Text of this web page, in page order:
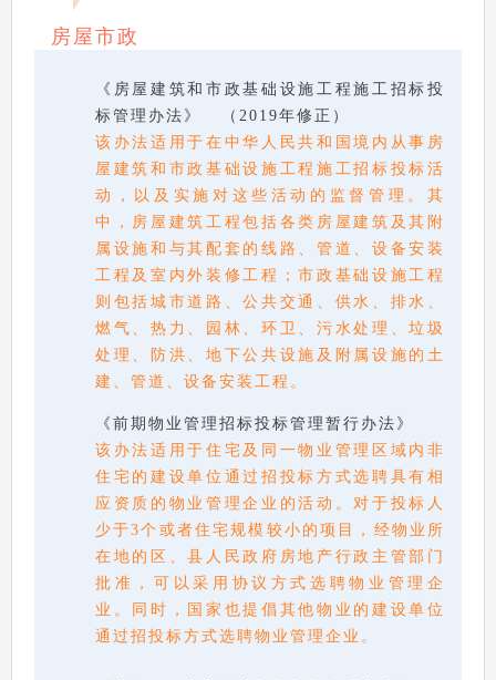
房屋市政
《房屋建筑和市政基础设施工程施工招标投
标管理办法》 （2019年修正）
该办法适用于在中华人民共和国境内从事房
屋建筑和市政基础设施工程施工招标投标活
动，以及实施对这些活动的监督管理。其
中，房屋建筑工程包括各类房屋建筑及其附
属设施和与其配套的线路、管道、设备安装
工程及室内外装修工程；市政基础设施工程
则包括城市道路、公共交通、供水、排水、
燃气、热力、园林、环卫、污水处理、垃圾
处理、防洪、地下公共设施及附属设施的土
建、管道、设备安装工程。
《前期物业管理招标投标管理暂行办法》
该办法适用于住宅及同一物业管理区域内非
住宅的建设单位通过招投标方式选聘具有相
应资质的物业管理企业的活动。对于投标人
少于3个或者住宅规模较小的项目，经物业所
在地的区、县人民政府房地产行政主管部门
批准，可以采用协议方式选聘物业管理企
业。同时，国家也提倡其他物业的建设单位
通过招投标方式选聘物业管理企业。